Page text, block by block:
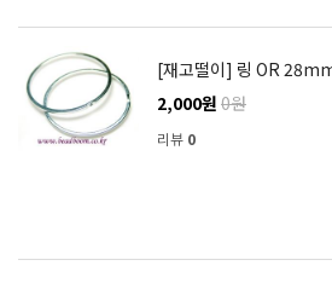
[재고떨이] 링 OR
2,000원 0원
리뷰 0